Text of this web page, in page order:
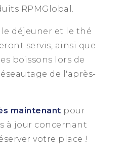
RPMGlobal.
déjeuner et le thé
servis, ainsi que
boissons lors de
de l'après-
maintenant pour
à jour concernant
votre place !